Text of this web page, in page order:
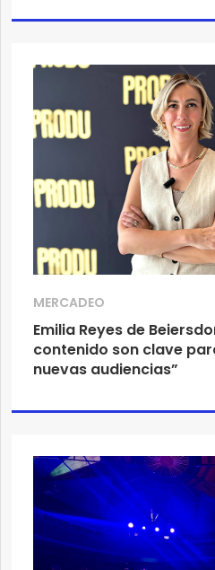
MERCADEO
Emilia Reyes de
contenido son clave
nuevas audiencias”